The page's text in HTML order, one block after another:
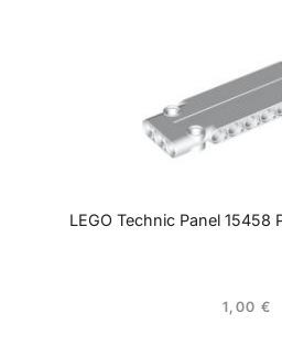
LEGO Technic Panel 15458
1,00 €